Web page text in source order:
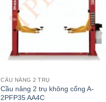
CẦU NÂNG 2 TRỤ
Cầu nâng 2 trụ không cổng A-
2PFP35 AA4C